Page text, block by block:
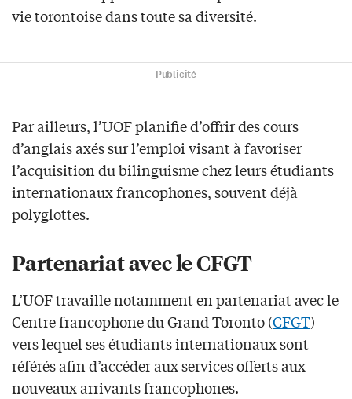
vie torontoise dans toute sa diversité.
Publicité
Par ailleurs, l’UOF planifie d’offrir des cours
d’anglais axés sur l’emploi visant à favoriser
l’acquisition du bilinguisme chez leurs étudiants
internationaux francophones, souvent déjà
polyglottes.
Partenariat avec le CFGT
L’UOF travaille notamment en partenariat avec le
Centre francophone du Grand Toronto (CFGT)
vers lequel ses étudiants internationaux sont
référés afin d’accéder aux services offerts aux
nouveaux arrivants francophones.